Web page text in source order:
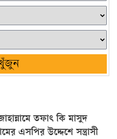
তফাৎ কি মাসুদ
এসপির উদ্দেশে সন্ত্রাসী